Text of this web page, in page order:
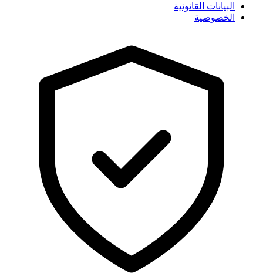
البيانات القانونية
الخصوصية